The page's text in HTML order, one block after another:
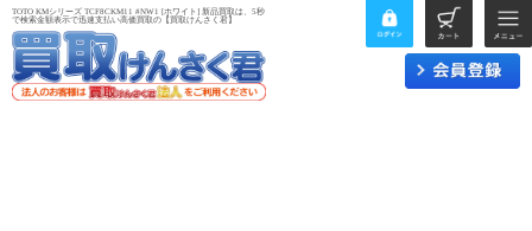
TOTO KMシリーズ TCF8CKM11 #NW1 [ホワイト] 新品買取は、5秒
で検索金額表示で迅速支払い高価買取の【買取けんさく君】